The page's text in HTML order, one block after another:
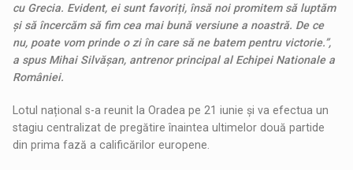
cu Grecia. Evident, ei sunt favoriți, însă noi promitem să luptăm
și să încercăm să fim cea mai bună versiune a noastră. De ce
nu, poate vom prinde o zi în care să ne batem pentru victorie.”,
a spus Mihai Silvășan, antrenor principal al Echipei Nationale a
României.
Lotul național s-a reunit la Oradea pe 21 iunie și va efectua un
stagiu centralizat de pregătire înaintea ultimelor două partide
din prima fază a calificărilor europene.